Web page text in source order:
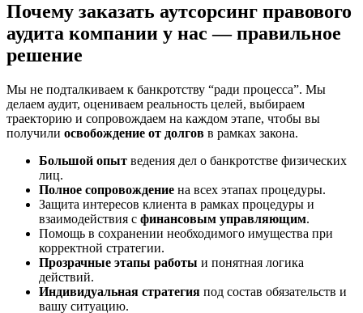
Почему заказать аутсорсинг правового
аудита компании у нас — правильное
решение
Мы не подталкиваем к банкротству “ради процесса”. Мы
делаем аудит, оцениваем реальность целей, выбираем
траекторию и сопровождаем на каждом этапе, чтобы вы
получили освобождение от долгов в рамках закона.
Большой опыт ведения дел о банкротстве физических
лиц.
Полное сопровождение на всех этапах процедуры.
Защита интересов клиента в рамках процедуры и
взаимодействия с финансовым управляющим.
Помощь в сохранении необходимого имущества при
корректной стратегии.
Прозрачные этапы работы и понятная логика
действий.
Индивидуальная стратегия под состав обязательств и
вашу ситуацию.